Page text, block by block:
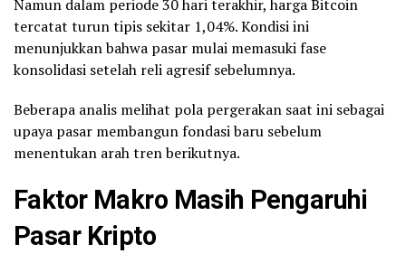
Namun dalam periode 30 hari terakhir, harga Bitcoin
tercatat turun tipis sekitar 1,04%. Kondisi ini
menunjukkan bahwa pasar mulai memasuki fase
konsolidasi setelah reli agresif sebelumnya.
Beberapa analis melihat pola pergerakan saat ini sebagai
upaya pasar membangun fondasi baru sebelum
menentukan arah tren berikutnya.
Faktor Makro Masih Pengaruhi
Pasar Kripto